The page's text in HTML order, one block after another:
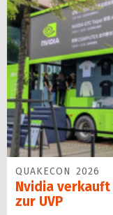
QUAKECON 2026
Nvidia verkauft
zur UVP